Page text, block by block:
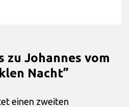
zu Johannes vom
Nacht”
einen zweiten